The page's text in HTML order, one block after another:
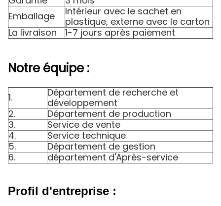
Emballage
Intérieur avec le sachet en
plastique, externe avec le carton
La livraison
1-7 jours après paiement
Notre équipe :
1.
Département de recherche et
développement
2.
Département de production
3.
Service de vente
4.
Service technique
5.
Département de gestion
6.
département d'Après-service
Profil d'entreprise :